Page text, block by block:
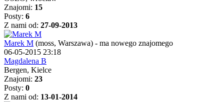
Znajomi: 15
Posty: 6
Z nami od: 27-09-2013
Marek M (moss, Warszawa) - ma nowego znajomego
06-05-2015 23:18
Magdalena B
Bergen, Kielce
Znajomi: 23
Posty: 0
Z nami od: 13-01-2014